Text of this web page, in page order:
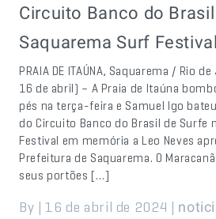
Circuito Banco do
Saquarema Surf Festival
PRAIA DE ITAÚNA, Saquarema / Rio
16 de abril) – A Praia de Itaúna
pés na terça-feira e Samuel Igo
do Circuito Banco do Brasil de Surfe
Festival em memória a Leo Neves
Prefeitura de Saquarema. O
seus portões […]
By | 16 de abril de 2024 |